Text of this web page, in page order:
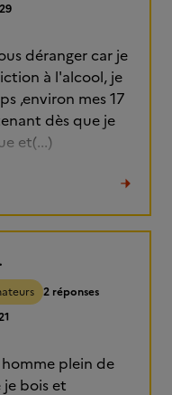
déranger car je
à l'alcool, je
,environ mes 17
dès que je
et(...)
2 réponses
homme plein de
je bois et